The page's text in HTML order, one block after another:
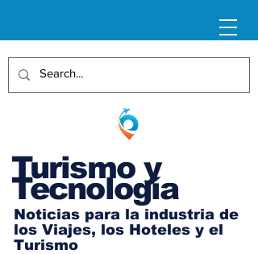
Turismo y
Tecnología
Noticias para la industria de
los Viajes, los Hoteles y el
Turismo